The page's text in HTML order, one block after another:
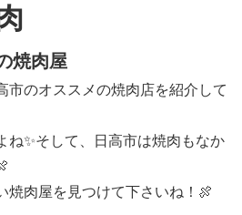
焼肉屋
市のオススメの焼肉店を紹介して
ね✨そして、日高市は焼肉もなか
焼肉屋を見つけて下さいね！🍖